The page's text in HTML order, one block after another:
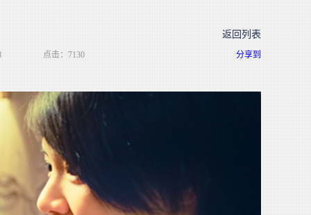
返回列表
点击：7130 分享到